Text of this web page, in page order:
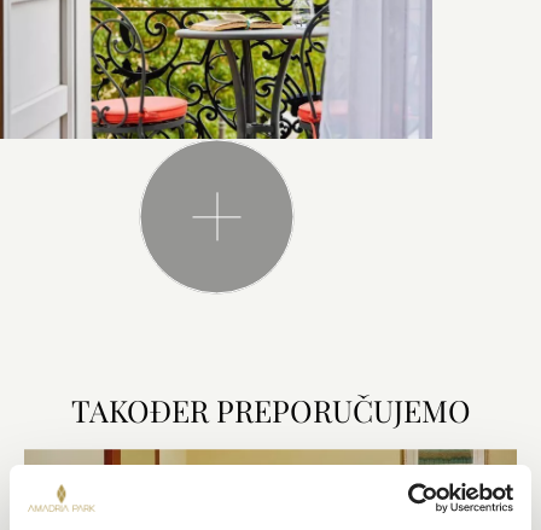
TAKOĐER PREPORUČUJEMO